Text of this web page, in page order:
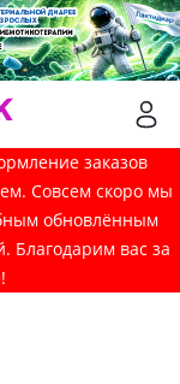
заказов
Совсем скоро мы
обновлённым
Благодарим вас за